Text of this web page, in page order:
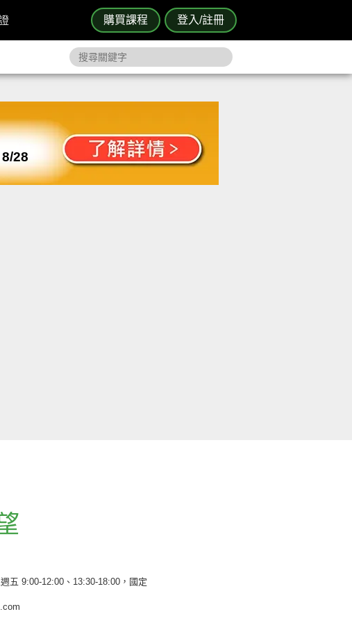
購買課程 登入/註冊
28
五 9:00-12:00、13:30-18:00，國定